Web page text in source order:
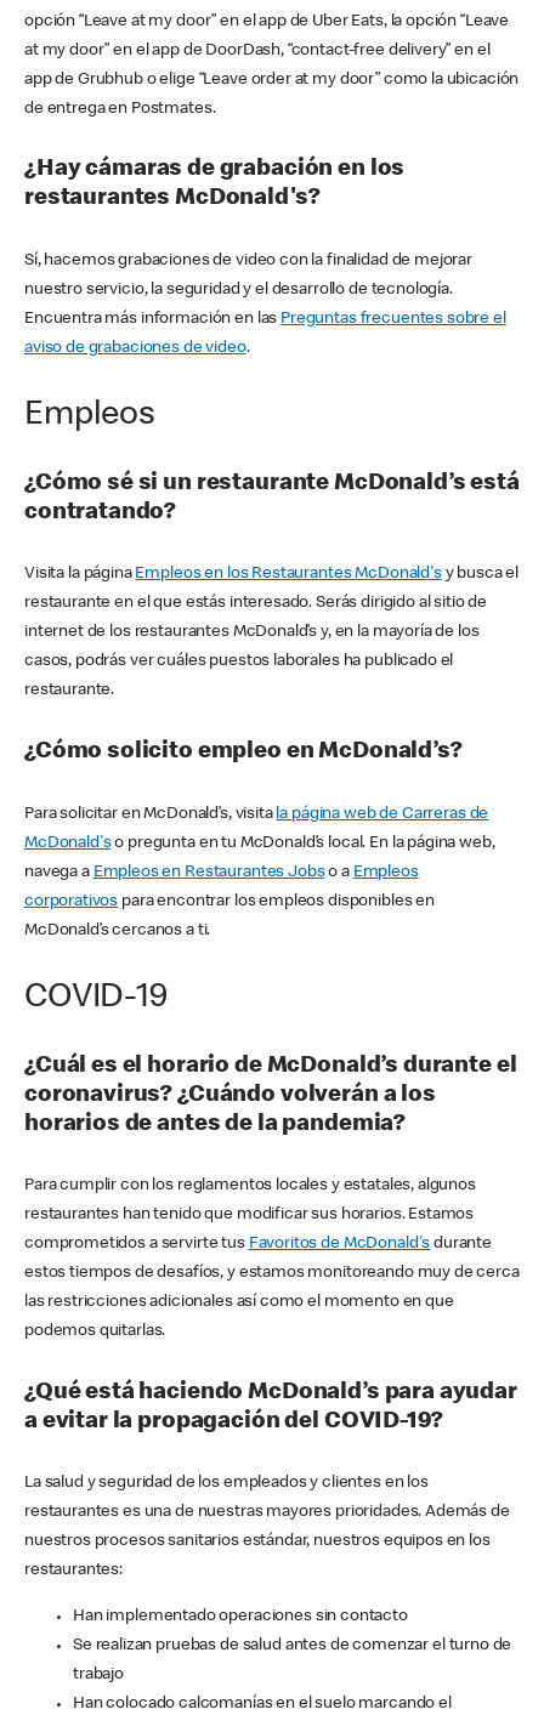
opción “Leave at my door” en el app de Uber Eats, la opción “Leave
at my door” en el app de DoorDash, “contact-free delivery” en el
app de Grubhub o elige “Leave order at my door” como la ubicación
de entrega en Postmates.
¿Hay cámaras de grabación en los
restaurantes McDonald's?
Sí, hacemos grabaciones de video con la finalidad de mejorar
nuestro servicio, la seguridad y el desarrollo de tecnología.
Encuentra más información en las Preguntas frecuentes sobre el
aviso de grabaciones de video.
Empleos
¿Cómo sé si un restaurante McDonald’s está
contratando?
Visita la página Empleos en los Restaurantes McDonald'sy busca el
restaurante en el que estás interesado. Serás dirigido al sitio de
internet de los restaurantes McDonald’s y, en la mayoría de los
casos, podrás ver cuáles puestos laborales ha publicado el
restaurante.
¿Cómo solicito empleo en McDonald’s?
Para solicitar en McDonald’s, visita la página web de Carreras de
McDonald'so pregunta en tu McDonald’s local. En la página web,
navega a Empleos en Restaurantes Jobso a Empleos
corporativos para encontrar los empleos disponibles en
McDonald’s cercanos a ti.
COVID-19
¿Cuál es el horario de McDonald’s durante el
coronavirus? ¿Cuándo volverán a los
horarios de antes de la pandemia?
Para cumplir con los reglamentos locales y estatales, algunos
restaurantes han tenido que modificar sus horarios. Estamos
comprometidos a servirte tus Favoritos de McDonald's durante
estos tiempos de desafíos, y estamos monitoreando muy de cerca
las restricciones adicionales así como el momento en que
podemos quitarlas.
¿Qué está haciendo McDonald’s para ayudar
a evitar la propagación del COVID-19?
La salud y seguridad de los empleados y clientes en los
restaurantes es una de nuestras mayores prioridades. Además de
nuestros procesos sanitarios estándar, nuestros equipos en los
restaurantes:
Han implementado operaciones sin contacto
Se realizan pruebas de salud antes de comenzar el turno de
trabajo
Han colocado calcomanías en el suelo marcando el